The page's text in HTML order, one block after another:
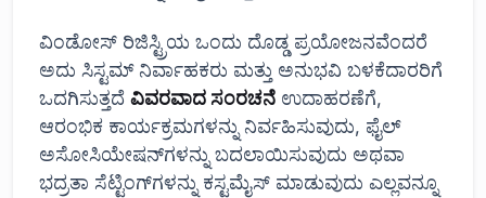
ವಿಂಡೋಸ್ ರಿಜಿಸ್ಟ್ರಿಯ ಒಂದು ದೊಡ್ಡ ಪ್ರಯೋಜನವೆಂದರೆ
ಅದು ಸಿಸ್ಟಮ್ ನಿರ್ವಾಹಕರು ಮತ್ತು ಅನುಭವಿ ಬಳಕೆದಾರರಿಗೆ
ಒದಗಿಸುತ್ತದೆ ವಿವರವಾದ ಸಂರಚನೆ ಉದಾಹರಣೆಗೆ,
ಆರಂಭಿಕ ಕಾರ್ಯಕ್ರಮಗಳನ್ನು ನಿರ್ವಹಿಸುವುದು, ಫೈಲ್
ಅಸೋಸಿಯೇಷನ್‌ಗಳನ್ನು ಬದಲಾಯಿಸುವುದು ಅಥವಾ
ಭದ್ರತಾ ಸೆಟ್ಟಿಂಗ್‌ಗಳನ್ನು ಕಸ್ಟಮೈಸ್ ಮಾಡುವುದು ಎಲ್ಲವನ್ನೂ